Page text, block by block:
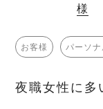
様
お客様 パーソ
夜職女性に多